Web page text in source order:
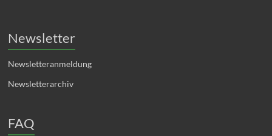
Newsletter
Newsletteranmeldung
Newsletterarchiv
FAQ